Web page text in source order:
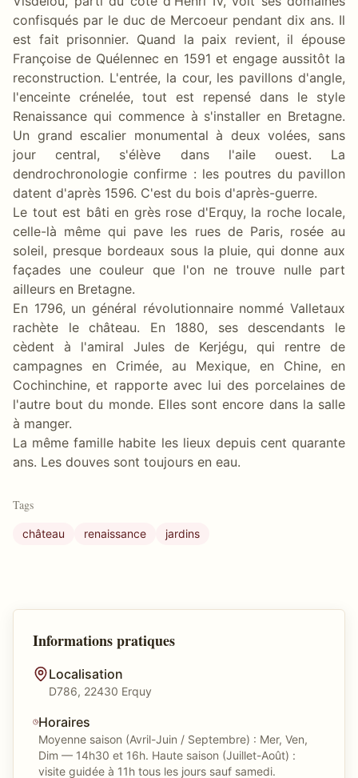
confisqués par le duc de Mercoeur pendant dix ans. Il
est fait prisonnier. Quand la paix revient, il épouse
Françoise de Quélennec en 1591 et engage aussitôt la
reconstruction. L'entrée, la cour, les pavillons d'angle,
l'enceinte crénelée, tout est repensé dans le style
Renaissance qui commence à s'installer en Bretagne.
Un grand escalier monumental à deux volées, sans
jour central, s'élève dans l'aile ouest. La
dendrochronologie confirme : les poutres du pavillon
datent d'après 1596. C'est du bois d'après-guerre.
Le tout est bâti en grès rose d'Erquy, la roche locale,
celle-là même qui pave les rues de Paris, rosée au
soleil, presque bordeaux sous la pluie, qui donne aux
façades une couleur que l'on ne trouve nulle part
ailleurs en Bretagne.
En 1796, un général révolutionnaire nommé Valletaux
rachète le château. En 1880, ses descendants le
cèdent à l'amiral Jules de Kerjégu, qui rentre de
campagnes en Crimée, au Mexique, en Chine, en
Cochinchine, et rapporte avec lui des porcelaines de
l'autre bout du monde. Elles sont encore dans la salle
à manger.
La même famille habite les lieux depuis cent quarante
ans. Les douves sont toujours en eau.
Tags
château renaissance jardins
Informations pratiques
Localisation
D786, 22430 Erquy
Horaires
Moyenne saison (Avril-Juin / Septembre) : Mer, Ven,
Dim — 14h30 et 16h. Haute saison (Juillet-Août) :
visite guidée à 11h tous les jours sauf samedi.